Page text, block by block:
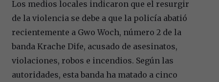
Los medios locales indicaron que el resurgir
de la violencia se debe a que la policía abatió
recientemente a Gwo Woch, número 2 de la
banda Krache Dife, acusado de asesinatos,
violaciones, robos e incendios. Según las
autoridades, esta banda ha matado a cinco